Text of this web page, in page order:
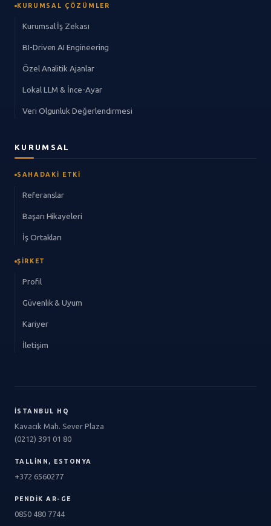
KURUMSAL ÇÖZÜMLER
Kurumsal İş Zekası
BI-Driven AI Engineering
Özel Analitik Ajanlar
Lokal LLM & İnce-Ayar
Veri Olgunluk Değerlendirmesi
KURUMSAL
SAHADAKI ETKI
Referanslar
Başarı Hikayeleri
İş Ortakları
ŞIRKET
Profil
Güvenlik & Uyum
Kariyer
İletişim
İSTANBUL HQ
Kavacık Mah. Sever Plaza
(0212) 391 01 80
TALLINN, ESTONYA
+372 6560277
PENDIK AR-GE
0850 480 7744